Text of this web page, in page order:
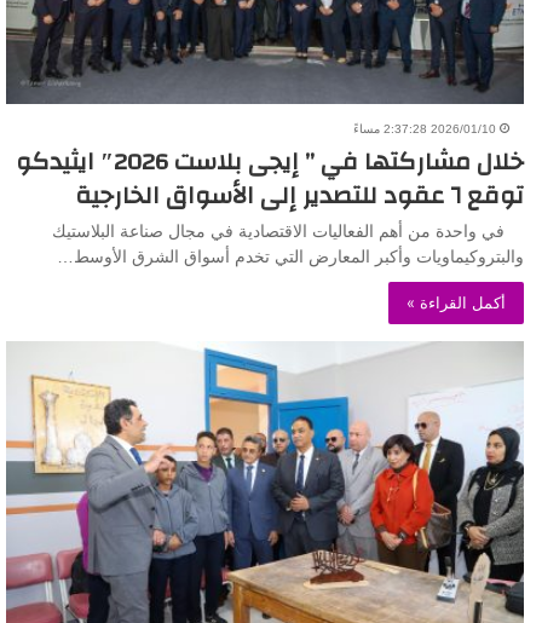
2026/01/10 2:37:28 مساءً
خلال مشاركتها في ” إيجى بلاست 2026″ ايثيدكو
توقع ٦ عقود للتصدير إلى الأسواق الخارجية
في واحدة من أهم الفعاليات الاقتصادية في مجال صناعة البلاستيك
والبتروكيماويات وأكبر المعارض التي تخدم أسواق الشرق الأوسط…
أكمل القراءة »